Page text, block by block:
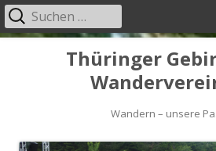
Thüringer
Wandern – unsere
Primäres
Suchen
nach: